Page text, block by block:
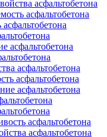
асфальтобетона
асфальтобетона
асфальтобетона
асфальтобетона
асфальтобетона
асфальтобетона
асфальтобетона
асфальтобетона